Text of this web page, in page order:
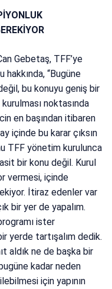
Gebetaş, TFF’ye
hakkında, “Bugüne
bu konuyu geniş bir
noktasında
en başından itibaren
içinde bu karar çıksın
TFF yönetim kurulunca
bir konu değil. Kurul
vermesi, içinde
İtiraz edenler var
bir yer de yapalım.
ister
yerde tartışalım dedik.
aldık ne de başka bir
kadar neden
için yapının